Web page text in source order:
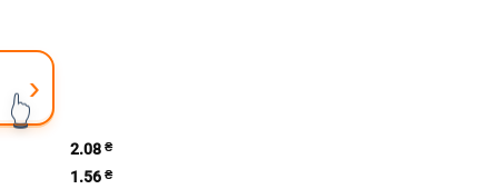
›
👆
2.08 ₴
1.56 ₴